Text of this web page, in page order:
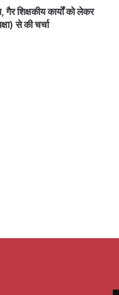
गैर शिक्षकीय कार्यों को लेकर
से की चर्चा